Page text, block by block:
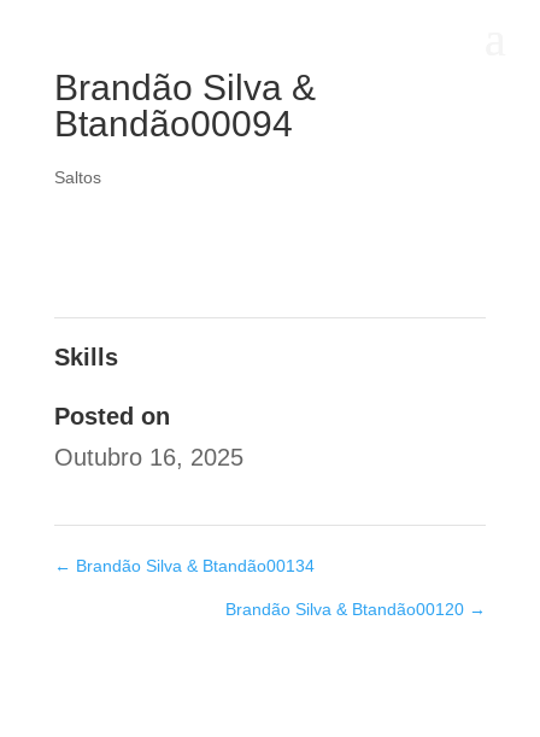
Brandão Silva &
Btandão00094
Saltos
Skills
Posted on
Outubro 16, 2025
← Brandão Silva & Btandão00134
Brandão Silva & Btandão00120 →